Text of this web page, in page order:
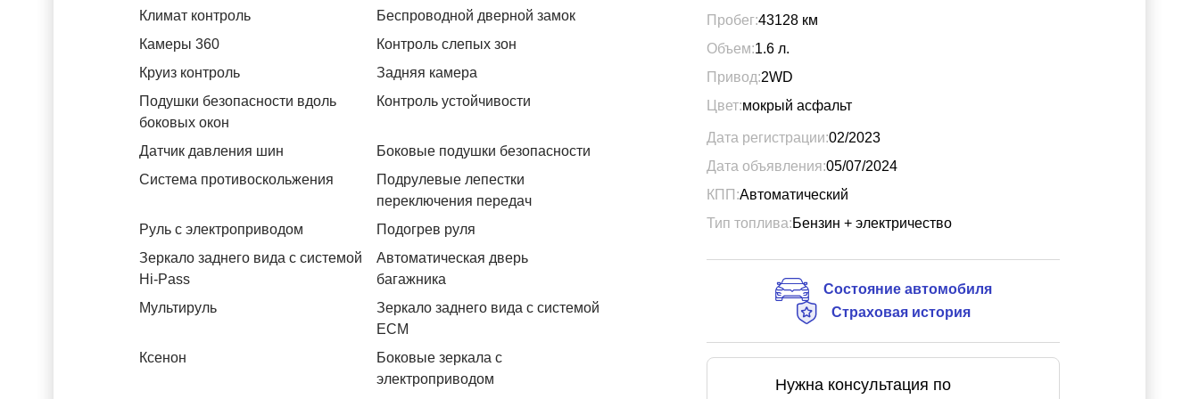
Климат контроль
Беспроводной дверной замок
Камеры 360
Контроль слепых зон
Круиз контроль
Задняя камера
Подушки безопасности вдоль
боковых окон
Контроль устойчивости
Датчик давления шин
Боковые подушки безопасности
Система противоскольжения
Подрулевые лепестки
переключения передач
Руль с электроприводом
Подогрев руля
Зеркало заднего вида с системой
Hi-Pass
Автоматическая дверь
багажника
Мультируль
Зеркало заднего вида с системой
ЕСМ
Ксенон
Боковые зеркала с
электроприводом
Пробег:43128 км
Объем:1.6 л.
Привод:2WD
Цвет:мокрый асфальт
Дата регистрации:02/2023
Дата объявления:05/07/2024
КПП:Автоматический
Тип топлива:Бензин + электричество
Состояние автомобиля
Страховая история
Нужна консультация по